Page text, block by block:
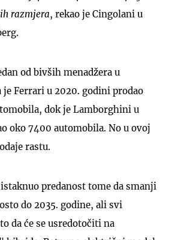
razmjera, rekao je Cingolani u
od bivših menadžera u
Ferrari u 2020. godini prodao
dok je Lamborghini u
oko 7400 automobila. No u ovoj
rastu.
predanost tome da smanji
do 2035. godine, ali svi
da će se usredotočiti na